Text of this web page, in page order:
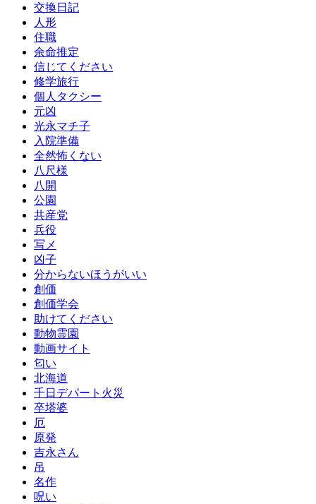
交換日記
人形
住職
余命推定
信じてください
修学旅行
個人タクシー
元凶
光永マチ子
入院準備
全然怖くない
八尺様
八開
公園
共産党
兵役
写メ
凶子
分からないほうがいい
創価
創価学会
助けてください
動物霊園
動画サイト
匂い
北海道
千日デパート火災
卒塔婆
厄
原発
吉永さん
吊
名作
呪い